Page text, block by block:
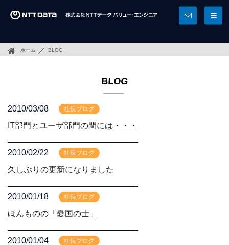
ホーム BLOG
BLOG
2010/03/08 社長ブログ
IT部門とユーザ部門の間には・・・
2010/02/22 社長ブログ
久しぶりの更新になりました
2010/01/18 社長ブログ
ほんものの「憂国の士」
2010/01/04 社長ブログ